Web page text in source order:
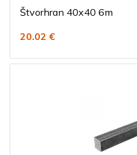
Štvorhran 40x40 6m
20.02 €